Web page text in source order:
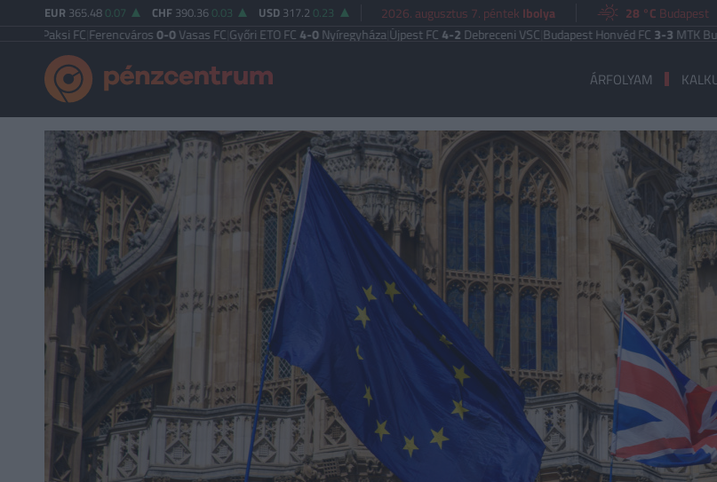
EUR 365.48 0.07 CHF 390.36 0.03 USD 317.2 0.23 2026. augusztus 7. péntek Ibolya 28 °C Budapest
Ferencváros0-0Vasas FC|Győri ETO FC4-0Nyíregyháza|Újpest FC4-2Debreceni VSC|Budapest Honvéd FC3-3MTK Budapest
ÁRFOLYAM